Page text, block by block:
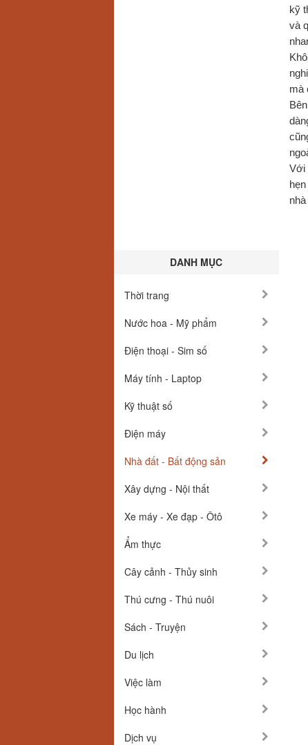
DANH MỤC
Thời trang
Nước hoa - Mỹ phẩm
Điện thoại - Sim số
Máy tính - Laptop
Kỹ thuật số
Điện máy
Nhà đất - Bất động sản
Xây dựng - Nội thất
Xe máy - Xe đạp - Ôtô
Ẩm thực
Cây cảnh - Thủy sinh
Thú cưng - Thú nuôi
Sách - Truyện
Du lịch
Việc làm
Học hành
Dịch vụ
kỹ
và
mà
Với